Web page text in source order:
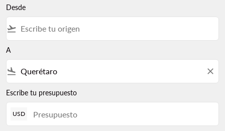
Desde
flight_takeoff
A
flight_land close
Escribe tu presupuesto
USD